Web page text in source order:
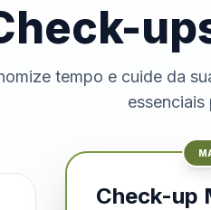
tempo e cuide da
Check-up